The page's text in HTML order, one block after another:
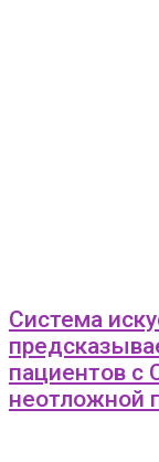
Система
пациентов c
неотложной